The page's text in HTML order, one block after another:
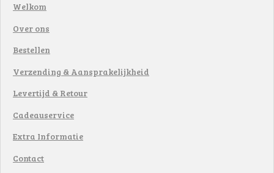
Welkom
Over ons
Bestellen
Verzending & Aansprakelijkheid
Levertijd & Retour
Cadeauservice
Extra Informatie
Contact